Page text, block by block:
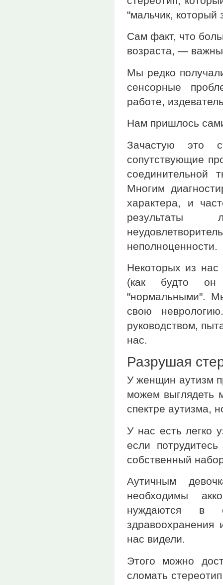
"мальчик, который
Сам факт, что
возраста, —
Мы редко
сенсорные
работе,
Нам пришлось
Зачастую это
сопутствующие
соединительной
Многим
характера, и
результаты
неполноценности.
Некоторых из нас
(как будто он
"нормальными".
свою
руководством,
нас.
Разрушая
У женщин аутизм
можем выглядеть
спектре аутизма,
У нас есть легко
если
собственный
Аутичным
необходимы
нуждаются в
нас видели.
Этого можно
сломать